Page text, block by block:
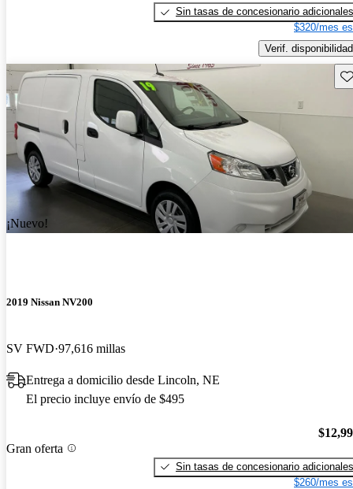
Sin tasas de concesionario adicionales
$320/mes
Verif. disponibilidad
¡Nuevo!
2019 Nissan NV200
SV FWD 97,616 millas
Entrega a domicilio desde Lincoln, NE
El precio incluye envío de $495
Gran oferta
Sin tasas de concesionario adicionales
$260/mes